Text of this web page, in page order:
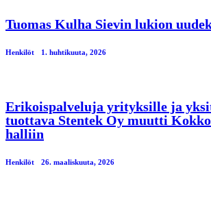
Tuomas Kulha Sievin lukion
Henkilöt 1. huhtikuuta, 2026
Erikoispalveluja yrityksille ja
tuottava Stentek Oy muutti
halliin
Henkilöt 26. maaliskuuta, 2026